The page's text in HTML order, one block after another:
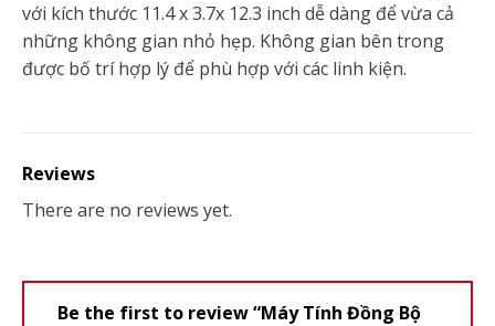
với kích thước 11.4 x 3.7x 12.3 inch dễ dàng để vừa cả
những không gian nhỏ hẹp. Không gian bên trong
được bố trí hợp lý để phù hợp với các linh kiện.
Reviews
There are no reviews yet.
Be the first to review “Máy Tính Đồng Bộ